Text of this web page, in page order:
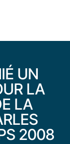
UN
LA
LA
2008